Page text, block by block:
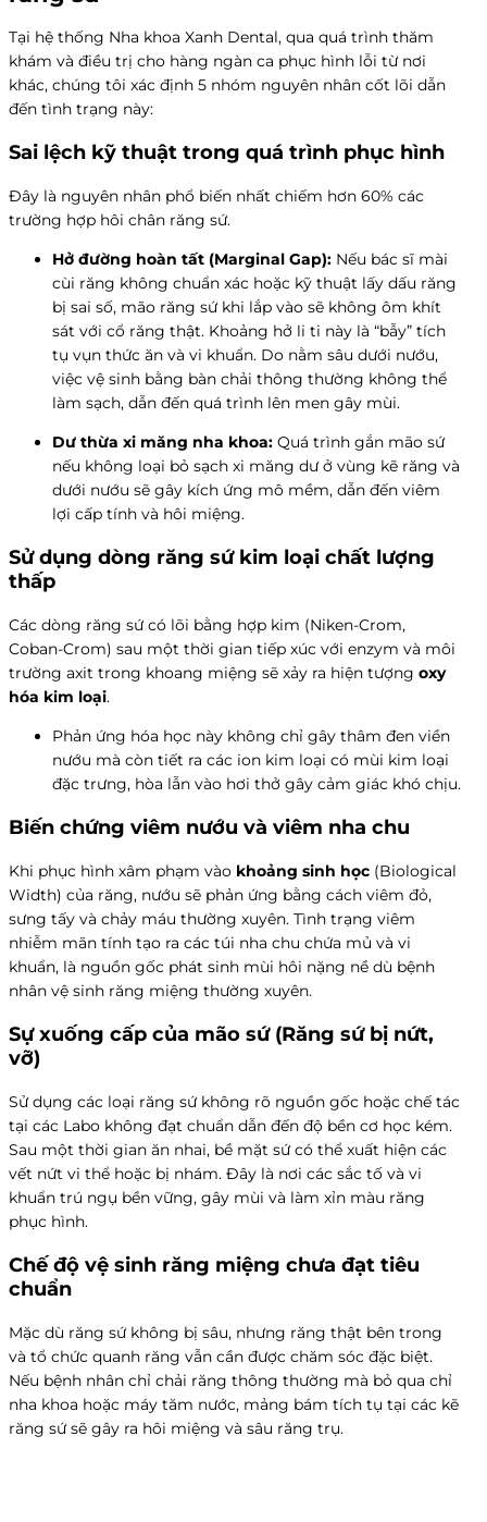
Tại hệ thống Nha khoa Xanh Dental, qua quá trình thăm
khám và điều trị cho hàng ngàn ca phục hình lỗi từ nơi
khác, chúng tôi xác định 5 nhóm nguyên nhân cốt lõi dẫn
đến tình trạng này:
Sai lệch kỹ thuật trong quá trình phục hình
Đây là nguyên nhân phổ biến nhất chiếm hơn 60% các
trường hợp hôi chân răng sứ.
Hở đường hoàn tất (Marginal Gap): Nếu bác sĩ mài
cùi răng không chuẩn xác hoặc kỹ thuật lấy dấu răng
bị sai số, mão răng sứ khi lắp vào sẽ không ôm khít
sát với cổ răng thật. Khoảng hở li ti này là “bẫy” tích
tụ vụn thức ăn và vi khuẩn. Do nằm sâu dưới nướu,
việc vệ sinh bằng bàn chải thông thường không thể
làm sạch, dẫn đến quá trình lên men gây mùi.
Dư thừa xi măng nha khoa: Quá trình gắn mão sứ
nếu không loại bỏ sạch xi măng dư ở vùng kẽ răng và
dưới nướu sẽ gây kích ứng mô mềm, dẫn đến viêm
lợi cấp tính và hôi miệng.
Sử dụng dòng răng sứ kim loại chất lượng
thấp
Các dòng răng sứ có lõi bằng hợp kim (Niken-Crom,
Coban-Crom) sau một thời gian tiếp xúc với enzym và môi
trường axit trong khoang miệng sẽ xảy ra hiện tượng oxy
hóa kim loại.
Phản ứng hóa học này không chỉ gây thâm đen viền
nướu mà còn tiết ra các ion kim loại có mùi kim loại
đặc trưng, hòa lẫn vào hơi thở gây cảm giác khó chịu.
Biến chứng viêm nướu và viêm nha chu
Khi phục hình xâm phạm vào khoảng sinh học (Biological
Width) của răng, nướu sẽ phản ứng bằng cách viêm đỏ,
sưng tấy và chảy máu thường xuyên. Tình trạng viêm
nhiễm mãn tính tạo ra các túi nha chu chứa mủ và vi
khuẩn, là nguồn gốc phát sinh mùi hôi nặng nề dù bệnh
nhân vệ sinh răng miệng thường xuyên.
Sự xuống cấp của mão sứ (Răng sứ bị nứt,
vỡ)
Sử dụng các loại răng sứ không rõ nguồn gốc hoặc chế tác
tại các Labo không đạt chuẩn dẫn đến độ bền cơ học kém.
Sau một thời gian ăn nhai, bề mặt sứ có thể xuất hiện các
vết nứt vi thể hoặc bị nhám. Đây là nơi các sắc tố và vi
khuẩn trú ngụ bền vững, gây mùi và làm xỉn màu răng
phục hình.
Chế độ vệ sinh răng miệng chưa đạt tiêu
chuẩn
Mặc dù răng sứ không bị sâu, nhưng răng thật bên trong
và tổ chức quanh răng vẫn cần được chăm sóc đặc biệt.
Nếu bệnh nhân chỉ chải răng thông thường mà bỏ qua chỉ
nha khoa hoặc máy tăm nước, mảng bám tích tụ tại các kẽ
răng sứ sẽ gây ra hôi miệng và sâu răng trụ.